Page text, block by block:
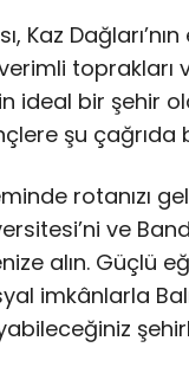
Kaz
toprakları
ideal bir şehir
şu çağrıda
rotanızı
ve
alın. Güçlü
imkânlarla